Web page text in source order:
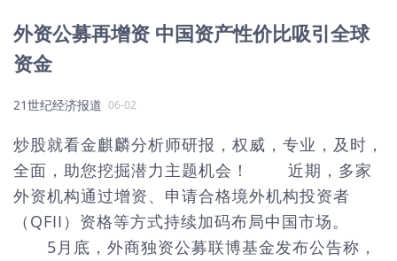
外资公募再增资 中国资产性价比吸引全球
资金
21世纪经济报道 06-02
炒股就看金麒麟分析师研报，权威，专业，及时，
全面，助您挖掘潜力主题机会！ 近期，多家
外资机构通过增资、申请合格境外机构投资者
（QFII）资格等方式持续加码布局中国市场。
5月底，外商独资公募联博基金发布公告称，